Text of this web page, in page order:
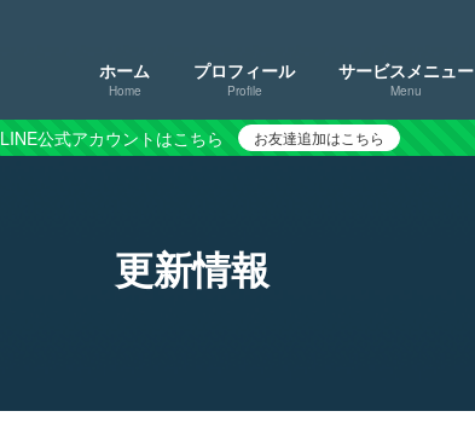
ホーム
Home
プロフィール
Profile
サービスメニュー
Menu
LINE公式アカウントはこちら お友達追加はこちら
更新情報